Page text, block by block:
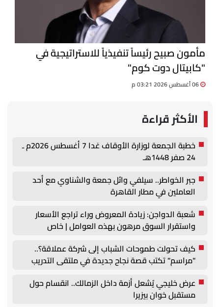
مأمون صبيح رئيساً تنفيذياً للاستراتيجية في
"كابيتال دوت كوم"
الأكثر قراءة
خطبة الجمعة لوزارة الأوقاف غدا 7 أغسطس 2026م ـ
24 صفر 1448هـ
جبر الخواطر.. سيلفي وائل جمعة والشناوي مع أحد
العاملين في مطار القاهرة
شعبة الدواجن: زيادة المعروض وراء تراجع الأسعار
واستقرار السوق مرهون بهذه العوامل | خاص
كيف تحولت طموحات الشباب إلى شركة عملاقة؟..
"مراسم" تكتب قصة نجاح جديدة في ملتقى التدريب
والتوظيف الزراعي الأول بجامعة دمنهور
عرض خليجي يُشعل أزمة داخل الزمالك.. انقسام حول
مستقبل خوان بيزيرا